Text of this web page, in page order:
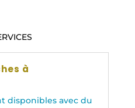
à
disponibles avec du